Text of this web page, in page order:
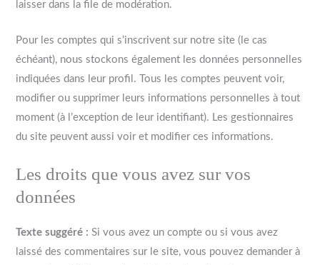
laisser dans la file de modération.
Pour les comptes qui s’inscrivent sur notre site (le cas
échéant), nous stockons également les données personnelles
indiquées dans leur profil. Tous les comptes peuvent voir,
modifier ou supprimer leurs informations personnelles à tout
moment (à l’exception de leur identifiant). Les gestionnaires
du site peuvent aussi voir et modifier ces informations.
Les droits que vous avez sur vos
données
Texte suggéré :Si vous avez un compte ou si vous avez
laissé des commentaires sur le site, vous pouvez demander à